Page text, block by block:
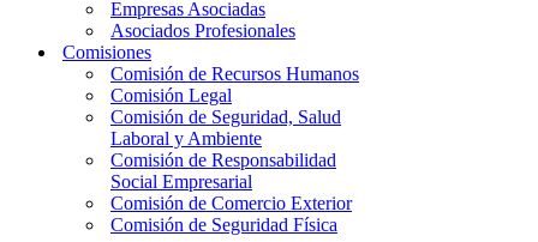
Empresas Asociadas
Asociados Profesionales
Comisiones
Comisión de Recursos Humanos
Comisión Legal
Comisión de Seguridad, Salud
Laboral y Ambiente
Comisión de Responsabilidad
Social Empresarial
Comisión de Comercio Exterior
Comisión de Seguridad Física